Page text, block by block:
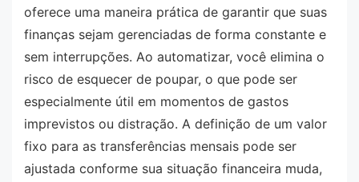
oferece uma maneira prática de garantir que suas
finanças sejam gerenciadas de forma constante e
sem interrupções. Ao automatizar, você elimina o
risco de esquecer de poupar, o que pode ser
especialmente útil em momentos de gastos
imprevistos ou distração. A definição de um valor
fixo para as transferências mensais pode ser
ajustada conforme sua situação financeira muda,